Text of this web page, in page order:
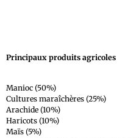
Principaux produits agricoles
Manioc (50%)
Cultures maraîchères (25%)
Arachide (10%)
Haricots (10%)
Maïs (5%)